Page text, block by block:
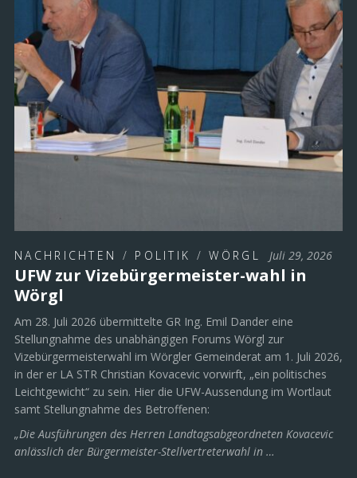
NACHRICHTEN / POLITIK /WÖRGL Juli 29, 2026
UFW zur Vizebürgermeister-wahl in
Wörgl
Am 28. Juli 2026 übermittelte GR Ing. Emil Dander eine
Stellungnahme des unabhängigen Forums Wörgl zur
Vizebürgermeisterwahl im Wörgler Gemeinderat am 1. Juli 2026,
in der er LA STR Christian Kovacevic vorwirft, „ein politisches
Leichtgewicht“ zu sein. Hier die UFW-Aussendung im Wortlaut
samt Stellungnahme des Betroffenen:
„Die Ausführungen des Herren Landtagsabgeordneten Kovacevic
anlässlich der Bürgermeister-Stellvertreterwahl in …